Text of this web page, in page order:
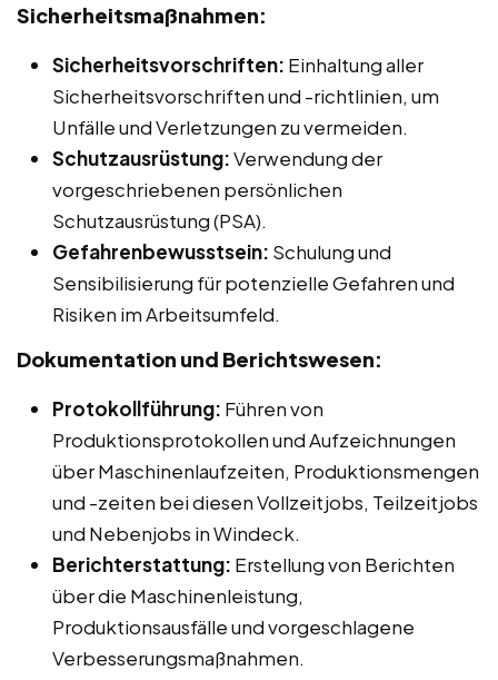
Sicherheitsmaßnahmen:
Sicherheitsvorschriften: Einhaltung aller
Sicherheitsvorschriften und -richtlinien, um
Unfälle und Verletzungen zu vermeiden.
Schutzausrüstung:Verwendung der
vorgeschriebenen persönlichen
Schutzausrüstung (PSA).
Gefahrenbewusstsein: Schulung und
Sensibilisierung für potenzielle Gefahren und
Risiken im Arbeitsumfeld.
Dokumentation und Berichtswesen:
Protokollführung: Führen von
Produktionsprotokollen und Aufzeichnungen
über Maschinenlaufzeiten, Produktionsmengen
und -zeiten bei diesen Vollzeitjobs, Teilzeitjobs
und Nebenjobs in Windeck.
Berichterstattung: Erstellung von Berichten
über die Maschinenleistung,
Produktionsausfälle und vorgeschlagene
Verbesserungsmaßnahmen.